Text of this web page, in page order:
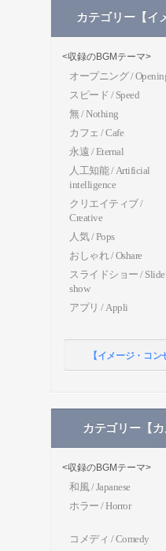
カテゴリー【イ
<収録のBGMテーマ>
オープニング /
スピード / Speed
無 / Nothing
カフェ / Cafe
永遠 / Eternal
人工知能 / Artificial
intelligence
クリエイティブ /
Creative
人気 / Pops
おしゃれ / Oshare
スライドショー / Slide
show
アプリ / Appli
【イメージ・コ
カテゴリー【
<収録のBGMテーマ>
和風 / Japanese
ホラー / Horror
コメディ / Comedy